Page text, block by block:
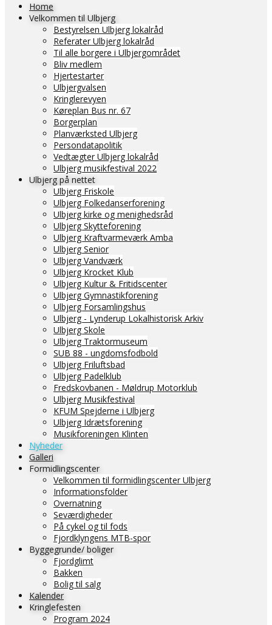
Home
Velkommen til Ulbjerg
Bestyrelsen Ulbjerg lokalråd
Referater Ulbjerg lokalråd
Til alle borgere i Ulbjergområdet
Bliv medlem
Hjertestarter
Ulbjergvalsen
Kringlerevyen
Køreplan Bus nr. 67
Borgerplan
Planværksted Ulbjerg
Persondatapolitik
Vedtægter Ulbjerg lokalråd
Ulbjerg musikfestival 2022
Ulbjerg på nettet
Ulbjerg Friskole
Ulbjerg Folkedanserforening
Ulbjerg kirke og menighedsråd
Ulbjerg Skytteforening
Ulbjerg Kraftvarmeværk Amba
Ulbjerg Senior
Ulbjerg Vandværk
Ulbjerg Krocket Klub
Ulbjerg Kultur & Fritidscenter
Ulbjerg Gymnastikforening
Ulbjerg Forsamlingshus
Ulbjerg - Lynderup Lokalhistorisk Arkiv
Ulbjerg Skole
Ulbjerg Traktormuseum
SUB 88 - ungdomsfodbold
Ulbjerg Friluftsbad
Ulbjerg Padelklub
Fredskovbanen - Møldrup Motorklub
Ulbjerg Musikfestival
KFUM Spejderne i Ulbjerg
Ulbjerg Idrætsforening
Musikforeningen Klinten
Nyheder
Galleri
Formidlingscenter
Velkommen til formidlingscenter Ulbjerg
Informationsfolder
Overnatning
Seværdigheder
På cykel og til fods
Fjordklyngens MTB-spor
Byggegrunde/ boliger
Fjordglimt
Bakken
Bolig til salg
Kalender
Kringlefesten
Program 2024